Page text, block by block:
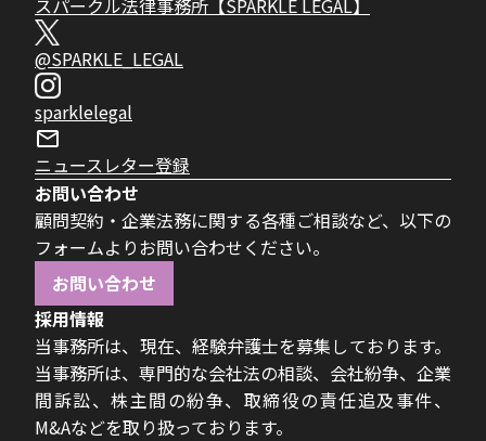
スパークル法律事務所【SPARKLE LEGAL】
@SPARKLE_LEGAL
sparklelegal
ニュースレター登録
お問い合わせ
顧問契約・企業法務に関する各種ご相談など、以下の
フォームよりお問い合わせください。
お問い合わせ
採用情報
当事務所は、現在、経験弁護士を募集しております。
当事務所は、専門的な会社法の相談、会社紛争、企業
間訴訟、株主間の紛争、取締役の責任追及事件、
M&Aなどを取り扱っております。